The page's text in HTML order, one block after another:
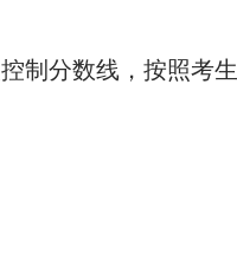
制分数线，按照考生